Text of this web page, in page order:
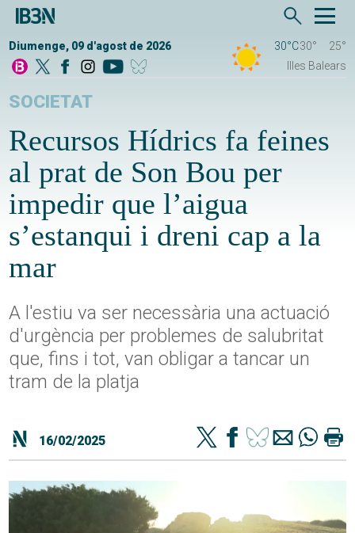
Diumenge, 09 d'agost de 2026 30°C30°
25°
Illes Balears
SOCIETAT
Recursos Hídrics fa feines
al prat de Son Bou per
impedir que l’aigua
s’estanqui i dreni cap a la
mar
A l'estiu va ser necessària una actuació
d'urgència per problemes de salubritat
que, fins i tot, van obligar a tancar un
tram de la platja
16/02/2025